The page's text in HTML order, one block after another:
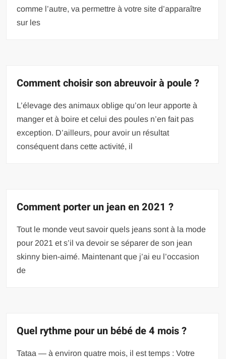
comme l’autre, va permettre à votre site d’apparaître
sur les
Comment choisir son abreuvoir à poule ?
L’élevage des animaux oblige qu’on leur apporte à
manger et à boire et celui des poules n’en fait pas
exception. D’ailleurs, pour avoir un résultat
conséquent dans cette activité, il
Comment porter un jean en 2021 ?
Tout le monde veut savoir quels jeans sont à la mode
pour 2021 et s’il va devoir se séparer de son jean
skinny bien-aimé. Maintenant que j’ai eu l’occasion
de
Quel rythme pour un bébé de 4 mois ?
Tataa — à environ quatre mois, il est temps : Votre